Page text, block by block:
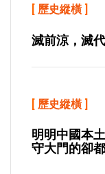
[ 歷史縱橫 ]
滅前涼，滅
[ 歷史縱橫 ]
明明中國本
守大門的卻